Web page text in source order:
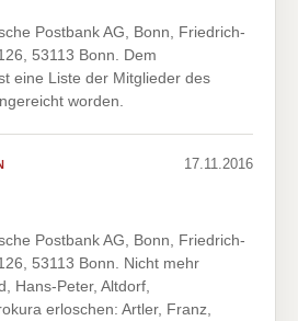
Postbank AG, Bonn, Friedrich-
53113 Bonn. Dem
eine Liste der Mitglieder des
worden.
17.11.2016
Postbank AG, Bonn, Friedrich-
53113 Bonn. Nicht mehr
Hans-Peter, Altdorf,
erloschen: Artler, Franz,